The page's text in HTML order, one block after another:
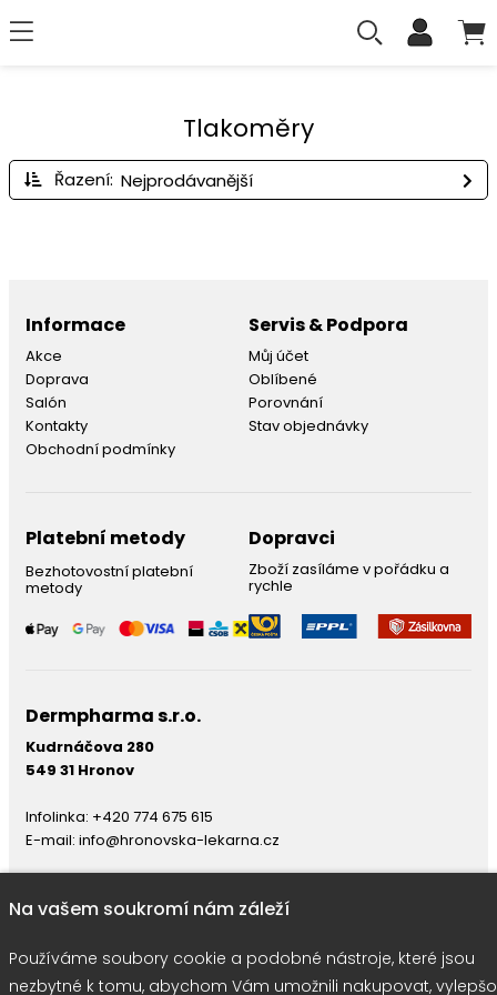
Tlakoměry
Řazení:
Informace
Akce
Doprava
Salón
Kontakty
Obchodní podmínky
Servis & Podpora
Můj účet
Oblíbené
Porovnání
Stav objednávky
Platební metody
Bezhotovostní platební
metody
Dopravci
Zboží zasíláme v pořádku a
rychle
Dermpharma s.r.o.
Kudrnáčova 280
549 31 Hronov
Infolinka: +420 774 675 615
E-mail: info@hronovska-lekarna.cz
Na vašem soukromí nám záleží
Používáme soubory cookie a podobné nástroje, které jsou
nezbytné k tomu, abychom Vám umožnili nakupovat,